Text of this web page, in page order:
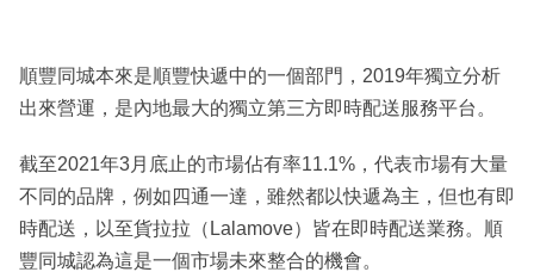
順豐同城本來是順豐快遞中的一個部門，2019年獨立分析
出來營運，是內地最大的獨立第三方即時配送服務平台。
截至2021年3月底止的市場佔有率11.1%，代表市場有大量
不同的品牌，例如四通一達，雖然都以快遞為主，但也有即
時配送，以至貨拉拉（Lalamove）皆在即時配送業務。順
豐同城認為這是一個市場未來整合的機會。